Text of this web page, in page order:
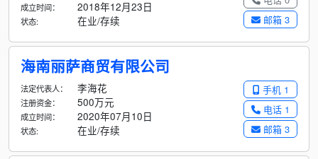
邮箱 3
成立时间： 2018年12月23日
状态: 在业/存续
海南丽萨商贸有限公司
手机 1
电话 1
邮箱 3
法定代表人： 李海花
注册资金： 500万元
成立时间： 2020年07月10日
状态: 在业/存续